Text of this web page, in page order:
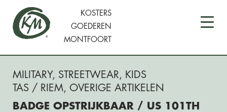
KOSTERS
GOEDEREN
MONTFOORT
MILITARY, STREETWEAR, KIDS
TAS / RIEM, OVERIGE ARTIKELEN
BADGE OPSTRIJKBAAR / US 101TH